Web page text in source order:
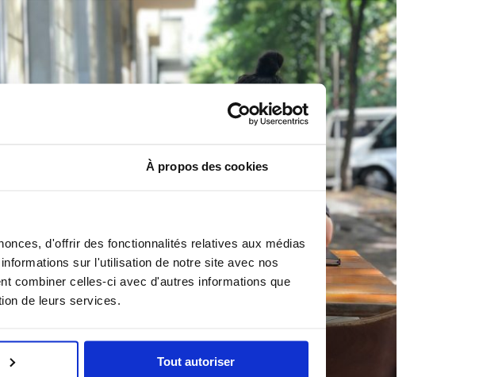
À propos des cookies
d'offrir des fonctionnalités relatives aux médias
sur l'utilisation de notre site avec nos
combiner celles-ci avec d'autres informations que
de leurs services.
Tout autoriser